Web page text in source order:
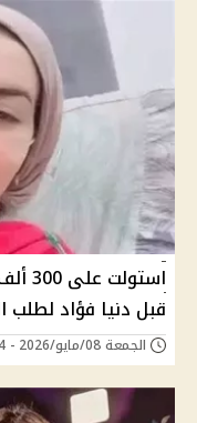
قبل دنيا فؤاد لطلب
الجمعة 08/مايو/2026 - 09:24 م